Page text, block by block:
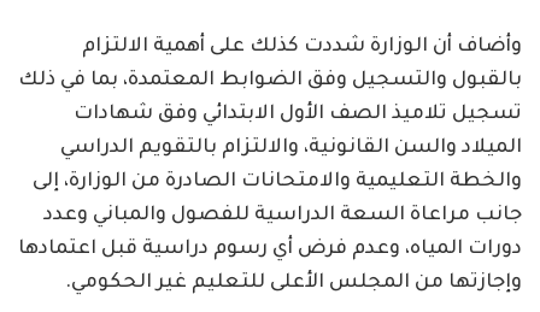
وأضاف أن الوزارة شددت كذلك على أهمية الالتزام
بالقبول والتسجيل وفق الضوابط المعتمدة، بما في ذلك
تسجيل تلاميذ الصف الأول الابتدائي وفق شهادات
الميلاد والسن القانونية، والالتزام بالتقويم الدراسي
والخطة التعليمية والامتحانات الصادرة من الوزارة، إلى
جانب مراعاة السعة الدراسية للفصول والمباني وعدد
دورات المياه، وعدم فرض أي رسوم دراسية قبل اعتمادها
وإجازتها من المجلس الأعلى للتعليم غير الحكومي.